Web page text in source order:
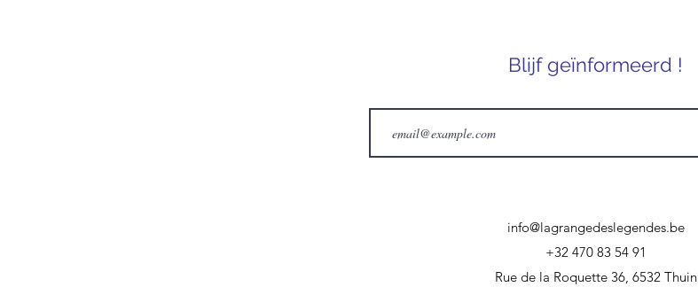
Blijf geïnformeerd !
info@lagrangedeslegendes.be
+32 470 83 54 91
Rue de la Roquette 36, 6532 Thuin